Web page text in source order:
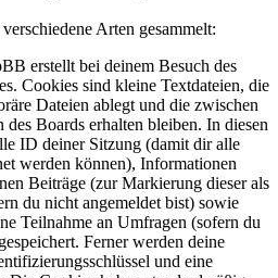
Arten gesammelt:
erstellt bei deinem Besuch des
Cookies sind kleine Textdateien, die
Dateien ablegt und die zwischen
Boards erhalten bleiben. In diesen
ID deiner Sitzung (damit dir alle
werden können), Informationen
Beiträge (zur Markierung dieser als
du nicht angemeldet bist) sowie
Teilnahme an Umfragen (sofern du
Ferner werden deine
und eine